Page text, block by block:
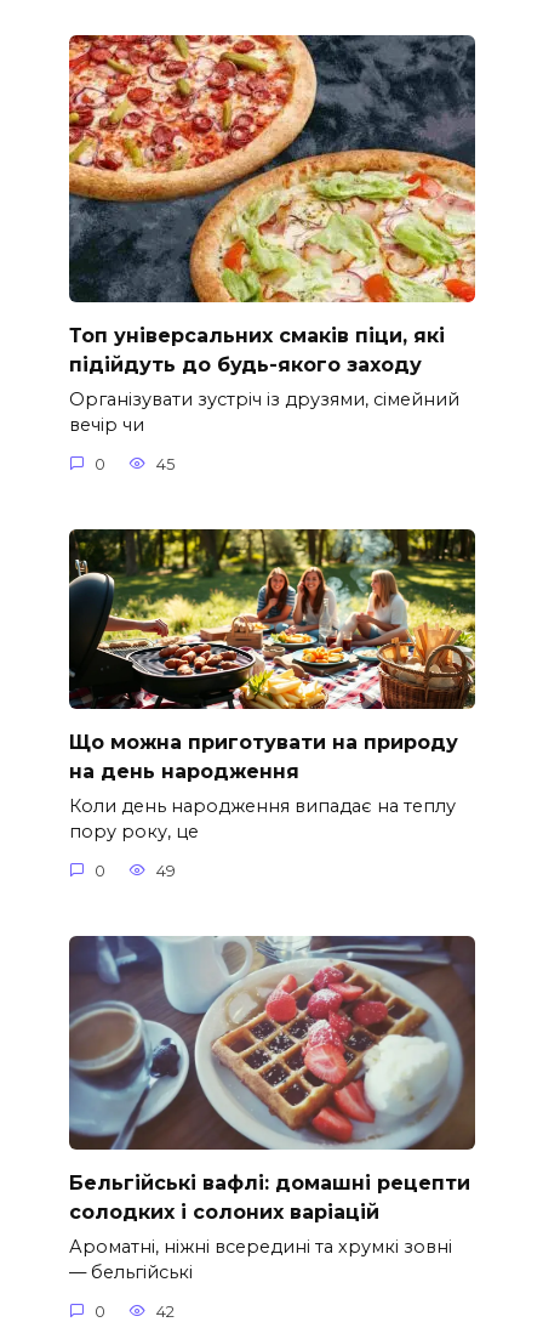
Топ універсальних смаків піци, які
підійдуть до будь-якого заходу
Організувати зустріч із друзями, сімейний
вечір чи
0 45
Що можна приготувати на природу
на день народження
Коли день народження випадає на теплу
пору року, це
0 49
Бельгійські вафлі: домашні рецепти
солодких і солоних варіацій
Ароматні, ніжні всередині та хрумкі зовні
— бельгійські
0 42